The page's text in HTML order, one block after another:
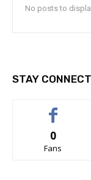
No posts to
STAY
0
Fans